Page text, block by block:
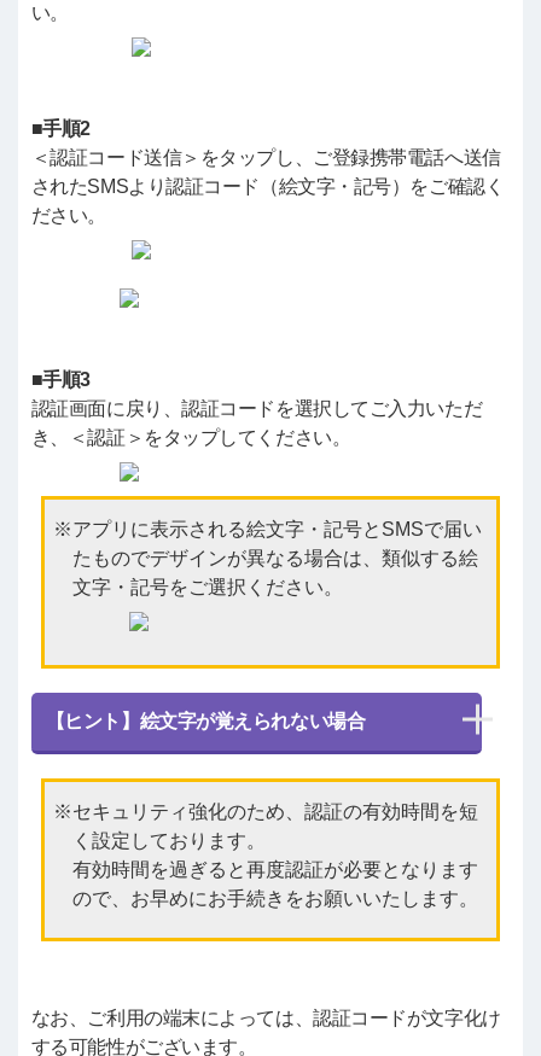
い。
■手順2
＜認証コード送信＞をタップし、ご登録携帯電話へ送信
されたSMSより認証コード（絵文字・記号）をご確認く
ださい。
■手順3
認証画面に戻り、認証コードを選択してご入力いただ
き、＜認証＞をタップしてください。
アプリに表示される絵文字・記号とSMSで届い
たものでデザインが異なる場合は、類似する絵
文字・記号をご選択ください。
【ヒント】絵文字が覚えられない場合
セキュリティ強化のため、認証の有効時間を短
く設定しております。
有効時間を過ぎると再度認証が必要となります
ので、お早めにお手続きをお願いいたします。
なお、ご利用の端末によっては、認証コードが文字化け
する可能性がございます。